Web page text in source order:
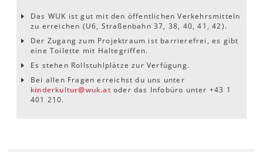
Das WUK ist gut mit den öffentlichen Verkehrsmitteln
zu erreichen (U6, Straßenbahn 37, 38, 40, 41, 42).
Der Zugang zum Projektraum ist barrierefrei, es gibt
eine Toilette mit Haltegriffen.
Es stehen Rollstuhlplätze zur Verfügung.
Bei allen Fragen erreichst du uns unter
kinderkultur@wuk.at oder das Infobüro unter +43 1
401 210.